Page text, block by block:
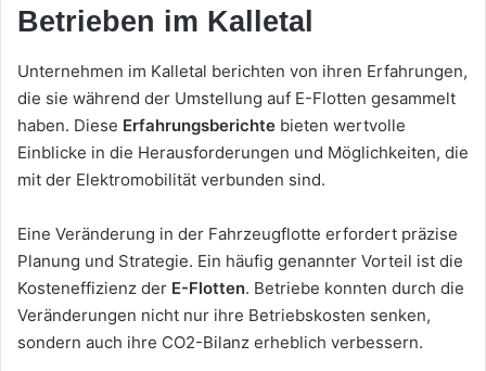
Betrieben im Kalletal
Unternehmen im Kalletal berichten von ihren Erfahrungen,
die sie während der Umstellung auf E-Flotten gesammelt
haben. Diese Erfahrungsberichte bieten wertvolle
Einblicke in die Herausforderungen und Möglichkeiten, die
mit der Elektromobilität verbunden sind.
Eine Veränderung in der Fahrzeugflotte erfordert präzise
Planung und Strategie. Ein häufig genannter Vorteil ist die
Kosteneffizienz der E-Flotten. Betriebe konnten durch die
Veränderungen nicht nur ihre Betriebskosten senken,
sondern auch ihre CO2-Bilanz erheblich verbessern.